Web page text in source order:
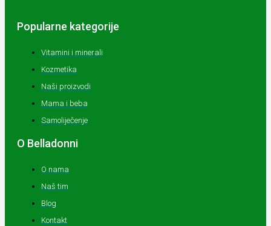
Popularne kategorije
Vitamini i minerali
Kozmetika
Naši proizvodi
Mama i beba
Samoliječenje
O Belladonni
O nama
Naš tim
Blog
Kontakt